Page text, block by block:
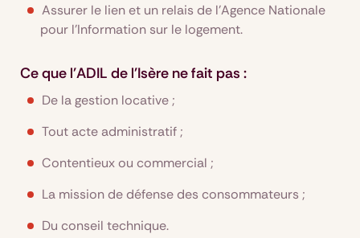
Assurer le lien et un relais de l’Agence Nationale
pour l’Information sur le logement.
Ce que l'ADIL de l'Isère ne fait pas :
De la gestion locative ;
Tout acte administratif ;
Contentieux ou commercial ;
La mission de défense des consommateurs ;
Du conseil technique.